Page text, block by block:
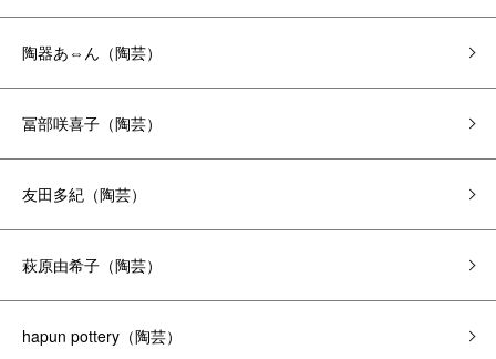
陶器あ⇔ん（陶芸）
冨部咲喜子（陶芸）
友田多紀（陶芸）
萩原由希子（陶芸）
hapun pottery（陶芸）